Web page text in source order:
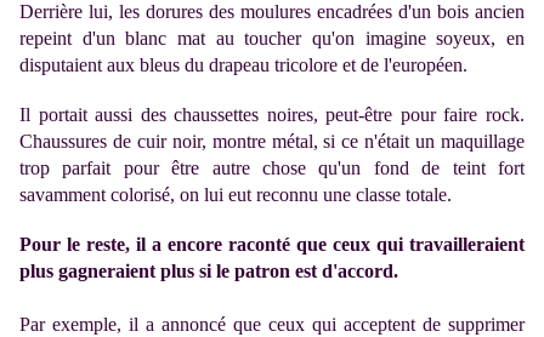
Derrière lui, les dorures des moulures encadrées d'un bois ancien
repeint d'un blanc mat au toucher qu'on imagine soyeux, en
disputaient aux bleus du drapeau tricolore et de l'européen.
Il portait aussi des chaussettes noires, peut-être pour faire rock.
Chaussures de cuir noir, montre métal, si ce n'était un maquillage
trop parfait pour être autre chose qu'un fond de teint fort
savamment colorisé, on lui eut reconnu une classe totale.
Pour le reste, il a encore raconté que ceux qui travailleraient
plus gagneraient plus si le patron est d'accord.
Par exemple, il a annoncé que ceux qui acceptent de supprimer